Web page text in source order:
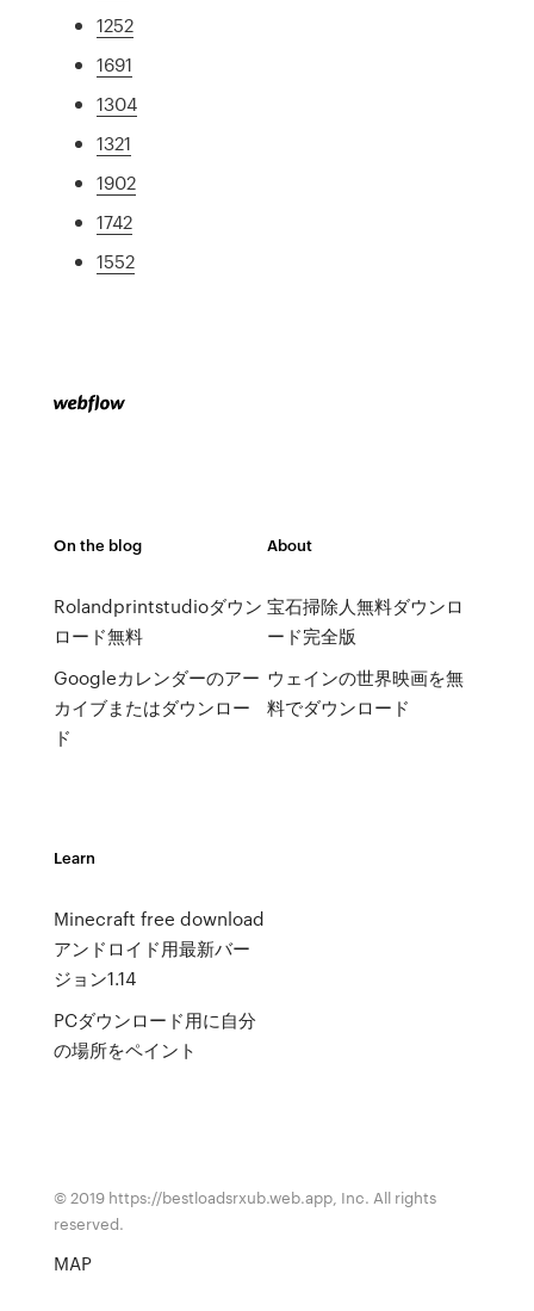
1252
1691
1304
1321
1902
1742
1552
On the blog
Rolandprintstudioダウン
ロード無料
Googleカレンダーのアー
カイブまたはダウンロー
ド
About
宝石掃除人無料ダウンロ
ード完全版
ウェインの世界映画を無
料でダウンロード
Learn
Minecraft free download
アンドロイド用最新バー
ジョン1.14
PCダウンロード用に自分
の場所をペイント
© 2019 https://bestloadsrxub.web.app, Inc. All rights
reserved.
MAP